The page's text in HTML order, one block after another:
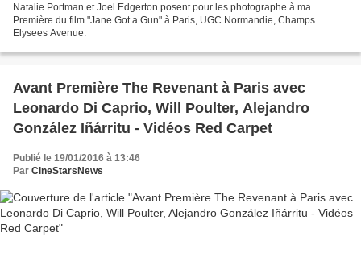
Natalie Portman et Joel Edgerton posent pour les photographe à ma
Première du film "Jane Got a Gun" à Paris, UGC Normandie, Champs
Elysees Avenue.
Avant Première The Revenant à Paris avec
Leonardo Di Caprio, Will Poulter, Alejandro
González Iñárritu - Vidéos Red Carpet
Publié le 19/01/2016 à 13:46
Par CineStarsNews